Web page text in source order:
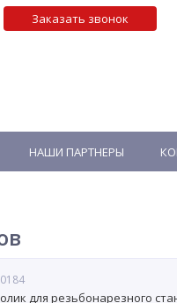
Заказать звонок
НАШИ ПАРТНЕРЫ
для резьбонарезного